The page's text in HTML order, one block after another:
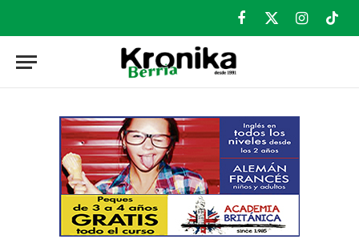
Facebook
X
Instagram